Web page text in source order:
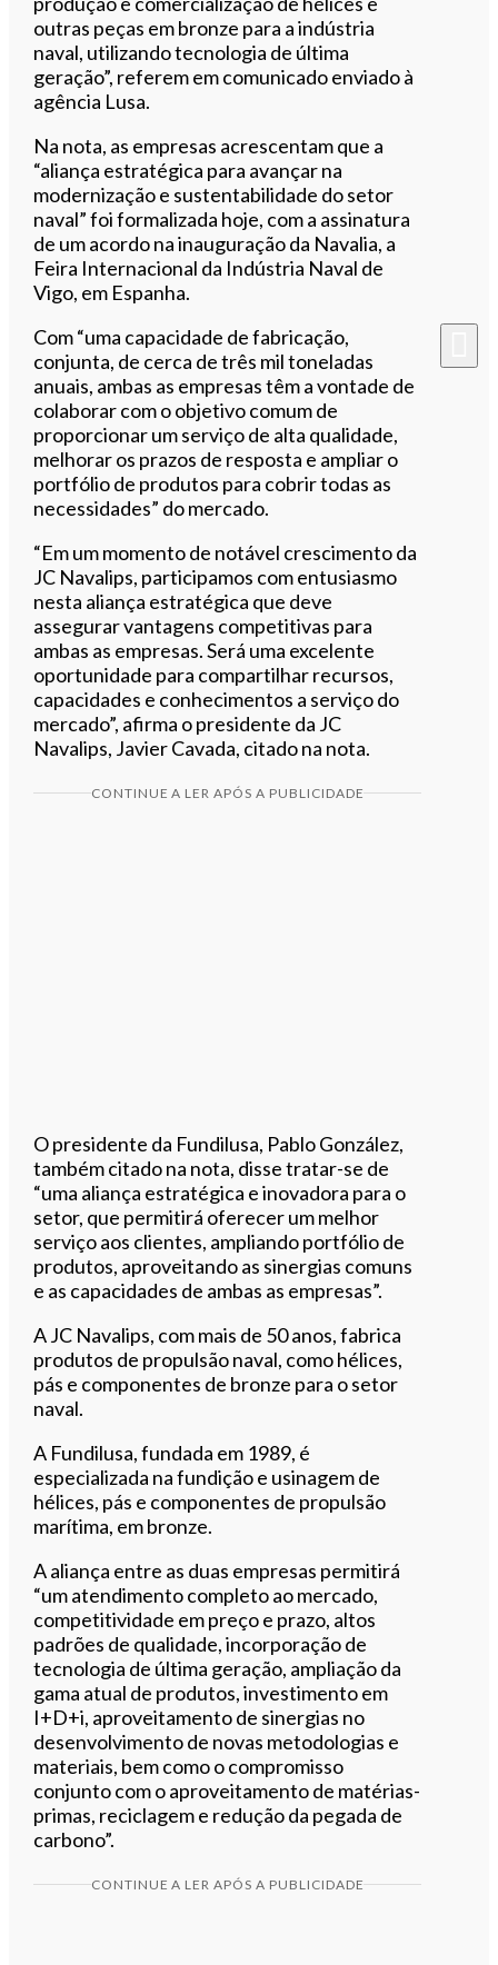
outras peças em bronze para a indústria
naval, utilizando tecnologia de última
geração”, referem em comunicado enviado à
agência Lusa.
Na nota, as empresas acrescentam que a
“aliança estratégica para avançar na
modernização e sustentabilidade do setor
naval” foi formalizada hoje, com a assinatura
de um acordo na inauguração da Navalia, a
Feira Internacional da Indústria Naval de
Vigo, em Espanha.
Com “uma capacidade de fabricação,
conjunta, de cerca de três mil toneladas
anuais, ambas as empresas têm a vontade de
colaborar com o objetivo comum de
proporcionar um serviço de alta qualidade,
melhorar os prazos de resposta e ampliar o
portfólio de produtos para cobrir todas as
necessidades” do mercado.
“Em um momento de notável crescimento da
JC Navalips, participamos com entusiasmo
nesta aliança estratégica que deve
assegurar vantagens competitivas para
ambas as empresas. Será uma excelente
oportunidade para compartilhar recursos,
capacidades e conhecimentos a serviço do
mercado”, afirma o presidente da JC
Navalips, Javier Cavada, citado na nota.
CONTINUE A LER APÓS A PUBLICIDADE
O presidente da Fundilusa, Pablo González,
também citado na nota, disse tratar-se de
“uma aliança estratégica e inovadora para o
setor, que permitirá oferecer um melhor
serviço aos clientes, ampliando portfólio de
produtos, aproveitando as sinergias comuns
e as capacidades de ambas as empresas”.
A JC Navalips, com mais de 50 anos, fabrica
produtos de propulsão naval, como hélices,
pás e componentes de bronze para o setor
naval.
A Fundilusa, fundada em 1989, é
especializada na fundição e usinagem de
hélices, pás e componentes de propulsão
marítima, em bronze.
A aliança entre as duas empresas permitirá
“um atendimento completo ao mercado,
competitividade em preço e prazo, altos
padrões de qualidade, incorporação de
tecnologia de última geração, ampliação da
gama atual de produtos, investimento em
I+D+i, aproveitamento de sinergias no
desenvolvimento de novas metodologias e
materiais, bem como o compromisso
conjunto com o aproveitamento de matérias-
primas, reciclagem e redução da pegada de
carbono”.
CONTINUE A LER APÓS A PUBLICIDADE